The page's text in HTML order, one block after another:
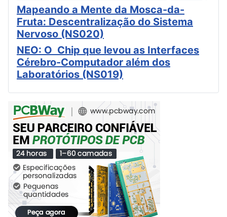
Mapeando a Mente da Mosca-da-
Fruta: Descentralização do Sistema
Nervoso (NS020)
NEO: O Chip que levou as Interfaces
Cérebro-Computador além dos
Laboratórios (NS019)